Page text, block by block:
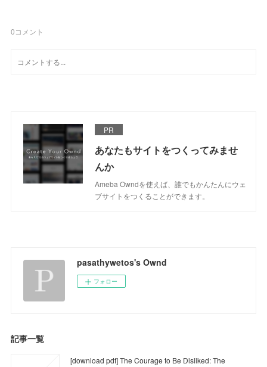
0コメント
PR
あなたもサイトをつくってみませ
んか
Ameba Owndを使えば、誰でもかんたんにウェ
ブサイトをつくることができます。
pasathywetos's Ownd
フォロー
記事一覧
[download pdf] The Courage to Be Disliked: The